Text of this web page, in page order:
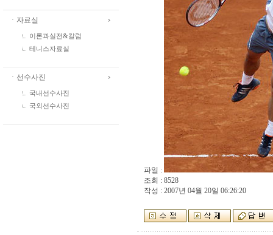
ㆍ자료실
이론과실전&칼럼
테니스자료실
ㆍ선수사진
국내선수사진
국외선수사진
파일 :
조회 : 8528
작성 : 2007년 04월 20일 06:26:20